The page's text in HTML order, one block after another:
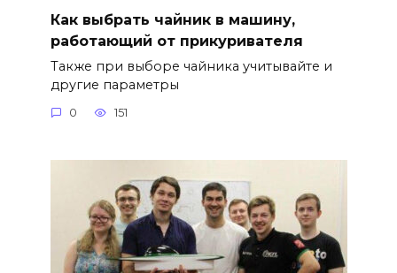
Как выбрать чайник в машину,
работающий от прикуривателя
Также при выборе чайника учитывайте и
другие параметры
0 151